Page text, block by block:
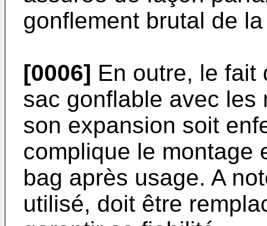
gonflement brutal de
[0006] En outre, le fait
sac gonflable avec les
son expansion soit
complique le montage
bag après usage. A
utilisé, doit être